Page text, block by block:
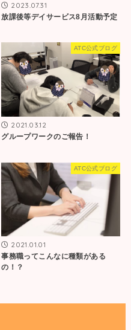
2023.07.31
放課後等デイサービス8月活動予定
ATC公式ブログ
2021.03.12
グループワークのご報告！
ATC公式ブログ
2021.01.01
事務職ってこんなに種類がある
の！？